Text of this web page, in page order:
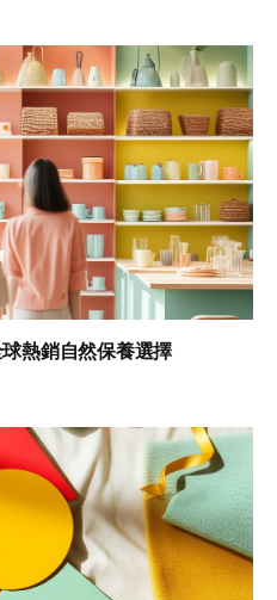
熱銷自然保養選擇